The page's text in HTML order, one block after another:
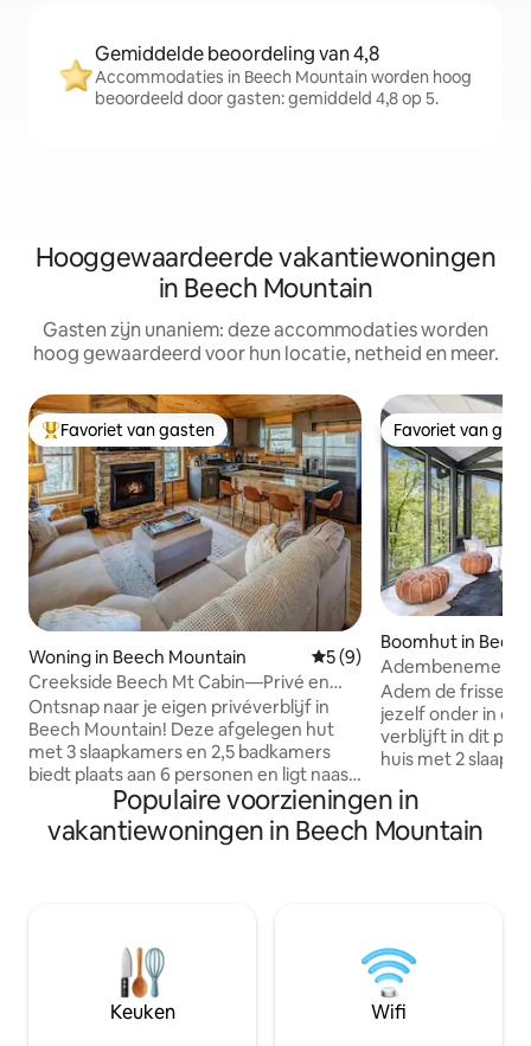
Gemiddelde beoordeling van 4,8
Accommodaties in Beech Mountain worden hoog
beoordeeld door gasten: gemiddeld 4,8 op 5.
Hooggewaardeerde vakantiewoningen
in Beech Mountain
Gasten zijn unaniem: deze accommodaties worden
hoog gewaardeerd voor hun locatie, netheid en meer.
Topfavoriet van gasten
Favoriet van gasten
Woning in Beech Mountain Gemiddelde beoordeling
5 (9)
Creekside Beech Mt Cabin—Privé en
sereen
Ontsnap naar je eigen privéverblijf in
Beech Mountain! Deze afgelegen hut
met 3 slaapkamers en 2,5 badkamers
biedt plaats aan 6 personen en ligt naast
een rustige beek met wandelpaden aan
de achterkant, op slechts enkele
minuten van het resort. Geniet van een
koppels of vrienden die willen
ontspannen na een dag skiën, wandelen
of de Blue Ridge Mountains verkennen.
Blijf verbonden met razendsnel 500
Favoriet van
Favoriet van
Boomhut in
n
de wolken
Adem de frisse
jezelf onder in de
verblijft in dit
huis met 2
Mountain,
koppels die op
romantisch uitje,
een eigen terras,
buitengebied
en Solo-kachel,
Populaire voorzieningen in
vakantiewoningen in Beech Mountain
Keuken Wifi